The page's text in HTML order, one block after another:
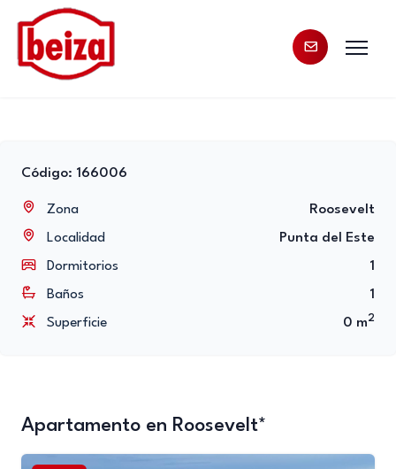
Código: 166006
Zona
Roosevelt
Localidad
Punta del Este
Dormitorios
1
Baños
1
Superficie
0 m2
Apartamento en Roosevelt*